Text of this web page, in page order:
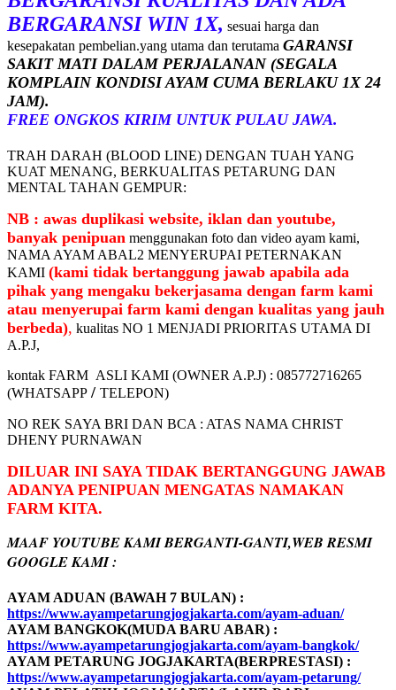
BERGARANSI WIN 1X, sesuai harga dan
kesepakatan pembelian.yang utama dan terutama GARANSI
SAKIT MATI DALAM PERJALANAN (SEGALA
KOMPLAIN KONDISI AYAM CUMA BERLAKU 1X 24
JAM).
FREE ONGKOS KIRIM UNTUK PULAU JAWA.
TRAH DARAH (BLOOD LINE) DENGAN TUAH YANG
KUAT MENANG, BERKUALITAS PETARUNG DAN
MENTAL TAHAN GEMPUR:
NB : awas duplikasi website, iklan dan youtube,
banyak penipuan menggunakan foto dan video ayam kami,
NAMA AYAM ABAL2 MENYERUPAI PETERNAKAN
KAMI (kami tidak bertanggung jawab apabila ada
pihak yang mengaku bekerjasama dengan farm kami
atau menyerupai farm kami dengan kualitas yang jauh
berbeda), kualitas NO 1 MENJADI PRIORITAS UTAMA DI
A.P.J,
kontak FARM ASLI KAMI (OWNER A.P.J) : 085772716265
(WHATSAPP / TELEPON)
NO REK SAYA BRI DAN BCA : ATAS NAMA CHRIST
DHENY PURNAWAN
DILUAR INI SAYA TIDAK BERTANGGUNG JAWAB
ADANYA PENIPUAN MENGATAS NAMAKAN
FARM KITA.
MAAF YOUTUBE KAMI BERGANTI-GANTI,WEB RESMI
GOOGLE KAMI :
AYAM ADUAN (BAWAH 7 BULAN) :
https://www.ayampetarungjogjakarta.com/ayam-aduan/
AYAM BANGKOK(MUDA BARU ABAR) :
https://www.ayampetarungjogjakarta.com/ayam-bangkok/
AYAM PETARUNG JOGJAKARTA(BERPRESTASI) :
https://www.ayampetarungjogjakarta.com/ayam-petarung/